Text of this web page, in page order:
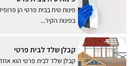
פינות טיח בבית פרטי הן
בפינות הקיר...
קבלן שלד לבית פרטי
קבלן שלד לבית פרטי הוא